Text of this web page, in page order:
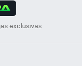
exclusivas